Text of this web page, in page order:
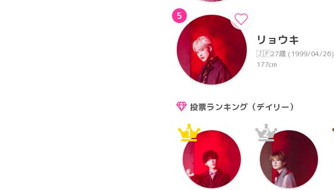
5
リョウキ
🇯🇵27歳 (1999/04/26)
177cm
投票ランキング（デイリー）
1 2